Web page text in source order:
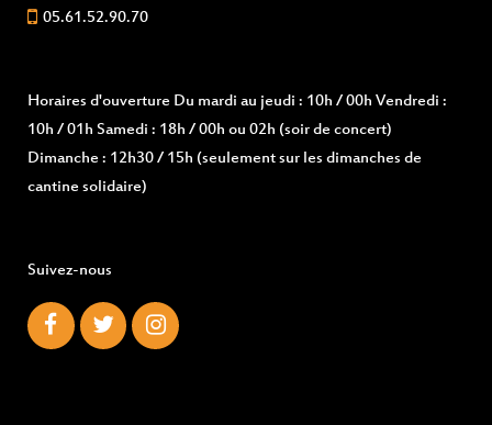
05.61.52.90.70
Horaires d'ouverture Du mardi au jeudi : 10h / 00h Vendredi :
10h / 01h Samedi : 18h / 00h ou 02h (soir de concert)
Dimanche : 12h30 / 15h (seulement sur les dimanches de
cantine solidaire)
Suivez-nous